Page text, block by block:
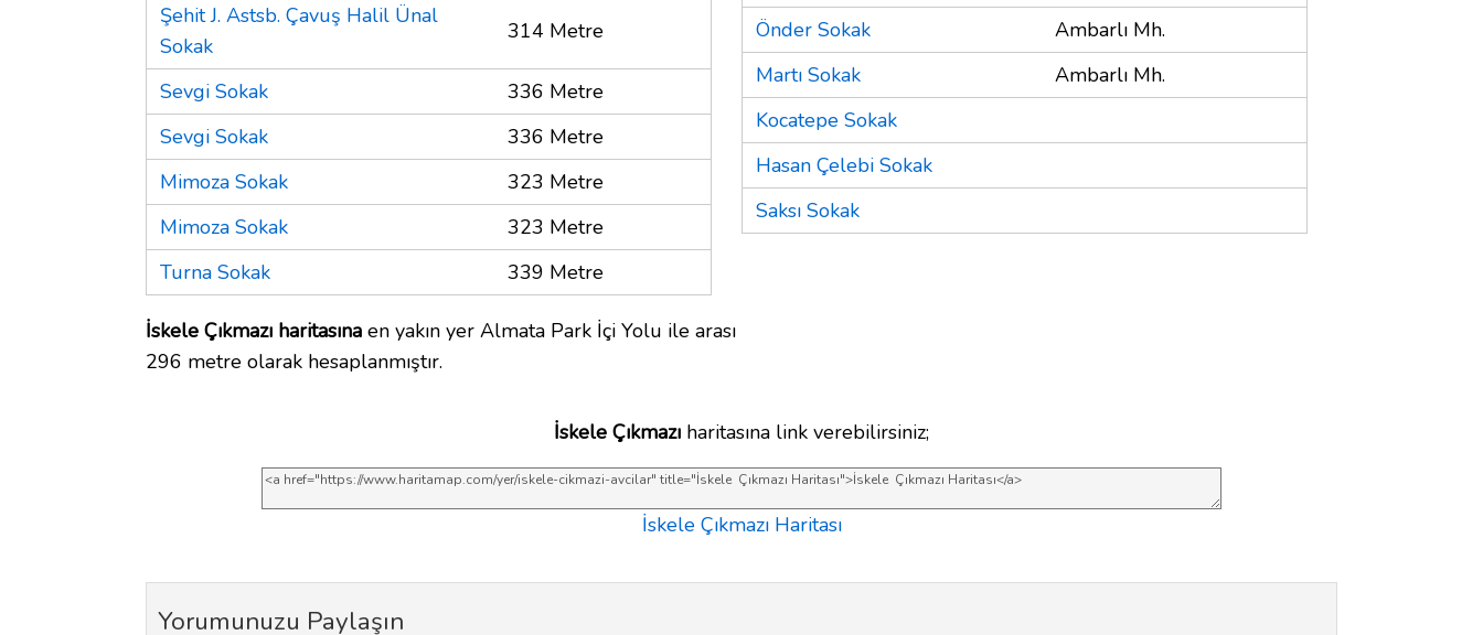
Şehit J. Astsb. Çavuş Halil Ünal
Sokak
314 Metre
Sevgi Sokak
336 Metre
Sevgi Sokak
336 Metre
Mimoza Sokak
323 Metre
Mimoza Sokak
323 Metre
Turna Sokak
339 Metre
İskele Çıkmazı haritasına en yakın yer Almata Park İçi Yolu ile arası
296 metre olarak hesaplanmıştır.
Önder Sokak
Ambarlı Mh.
Martı Sokak
Ambarlı Mh.
Kocatepe Sokak
Hasan Çelebi Sokak
Saksı Sokak
İskele Çıkmazı haritasına link verebilirsiniz;
İskele Çıkmazı Haritası
Yorumunuzu Paylaşın